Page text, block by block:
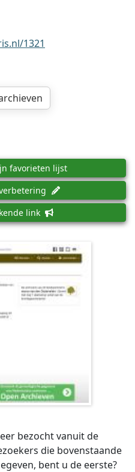
1321
favorieten lijst
link
bezocht vanuit de
die bovenstaande
bent u de eerste?